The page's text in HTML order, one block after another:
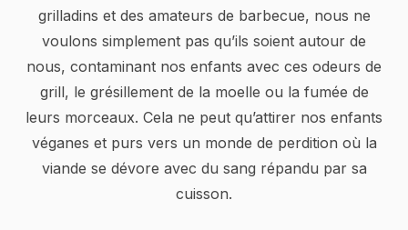
grilladins et des amateurs de barbecue, nous ne
voulons simplement pas qu’ils soient autour de
nous, contaminant nos enfants avec ces odeurs de
grill, le grésillement de la moelle ou la fumée de
leurs morceaux. Cela ne peut qu’attirer nos enfants
véganes et purs vers un monde de perdition où la
viande se dévore avec du sang répandu par sa
cuisson.